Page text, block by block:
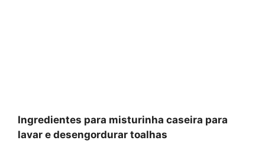
Ingredientes para misturinha caseira para
lavar e desengordurar toalhas